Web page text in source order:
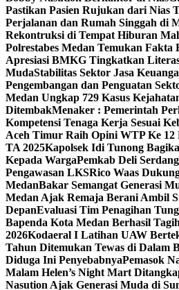
Pastikan Pasien Rujukan dari Nias
Perjalanan dan Rumah Singgah di
Rekontruksi di Tempat Hiburan
Polrestabes Medan Temukan Fakta
Apresiasi BMKG Tingkatkan
MudaStabilitas Sektor Jasa
Pengembangan dan Penguatan
Medan Ungkap 729 Kasus
DitembakMenaker : Pemerintah
Kompetensi Tenaga Kerja Sesuai
Aceh Timur Raih Opini WTP Ke
TA 2025Kapolsek Idi Tunong
Kepada WargaPemkab Deli
Pengawasan LKSRico Waas
MedanBakar Semangat Generasi
Medan Ajak Remaja Berani Ambil
DepanEvaluasi Tim Penagihan
Bapenda Kota Medan Berhasil
2026Kodaeral I Latihan UAW
Tahun Ditemukan Tewas di Dalam
Diduga Ini PenyebabnyaPemasok
Malam Helen’s Night Mart
Nasution Ajak Generasi Muda di